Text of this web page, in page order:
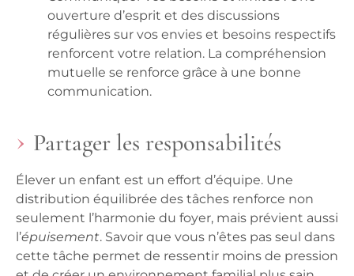
ouverture d’esprit et des discussions
régulières sur vos envies et besoins respectifs
renforcent votre relation. La compréhension
mutuelle se renforce grâce à une bonne
communication.
Partager les responsabilités
Élever un enfant est un effort d’équipe. Une
distribution équilibrée des tâches renforce non
seulement l’harmonie du foyer, mais prévient aussi
l’épuisement. Savoir que vous n’êtes pas seul dans
cette tâche permet de ressentir moins de pression